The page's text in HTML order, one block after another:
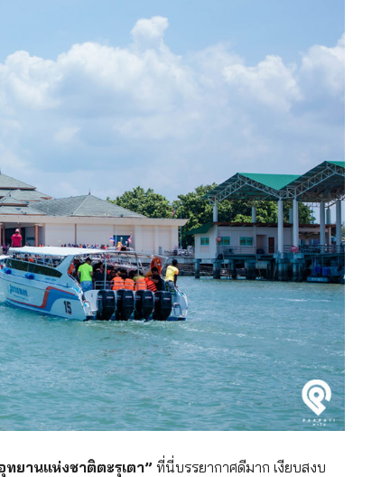
ทยานแห่งชาติตะรุเตา” ที่นี่บรรยากาศดีมาก เงียบสงบ